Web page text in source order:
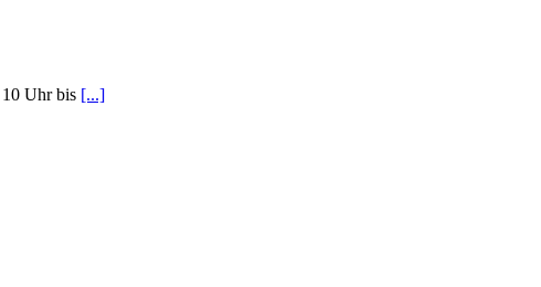
10 Uhr bis [...]